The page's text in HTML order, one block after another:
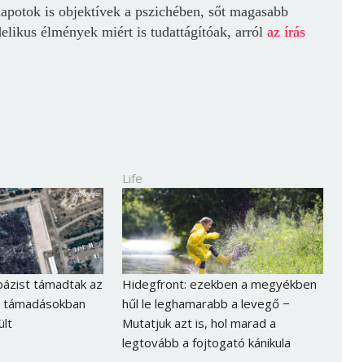
is objektívek a pszichében, sőt magasabb
élmények miért is tudattágítóak, arról az írás
támadtak az
Life
Hidegfront: ezekben a megyékben
hűl le leghamarabb a levegő −
Mutatjuk azt is, hol marad a
legtovább a fojtogató kánikula